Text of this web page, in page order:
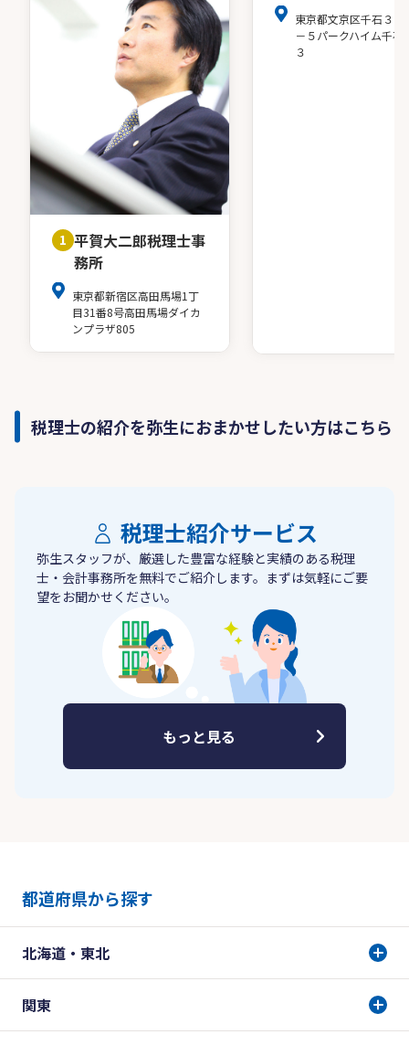
1 平賀大二郎税理士事
務所
東京都新宿区高田馬場1丁
目31番8号高田馬場ダイカ
ンプラザ805
東京都文京区千石３－
－５パークハイム千石
３
税理士の紹介を弥生におまかせしたい方はこちら
税理士紹介サービス
弥生スタッフが、厳選した豊富な経験と実績のある税理
士・会計事務所を無料でご紹介します。まずは気軽にご要
望をお聞かせください。
もっと見る
都道府県から探す
北海道・東北
関東